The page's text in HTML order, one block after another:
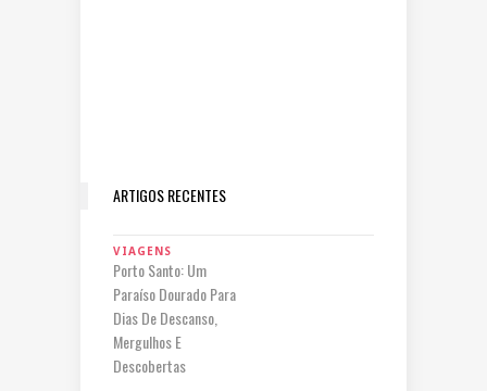
ARTIGOS RECENTES
VIAGENS
Porto Santo: Um
Paraíso Dourado Para
Dias De Descanso,
Mergulhos E
Descobertas